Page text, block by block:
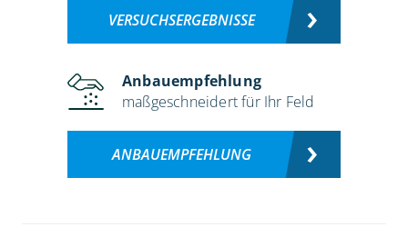
VERSUCHSERGEBNISSE
Anbauempfehlung
maßgeschneidert für Ihr Feld
ANBAUEMPFEHLUNG